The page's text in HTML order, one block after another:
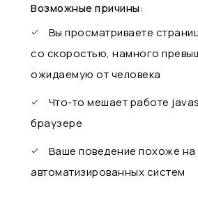
Возможные причины:
Вы просматриваете
со скоростью, намного
ожидаемую от человека
Что-то мешает работе
браузере
Ваше поведение похоже на
автоматизированных систем